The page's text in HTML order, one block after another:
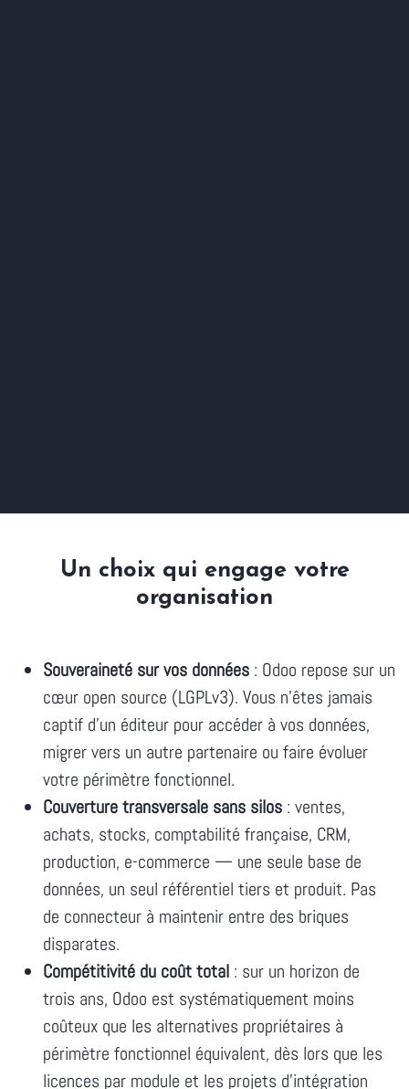
Un choix qui engage votre
organisation
Souveraineté sur vos données : Odoo repose sur un
cœur open source (LGPLv3). Vous n'êtes jamais
captif d'un éditeur pour accéder à vos données,
migrer vers un autre partenaire ou faire évoluer
votre périmètre fonctionnel.
Couverture transversale sans silos : ventes,
achats, stocks, comptabilité française, CRM,
production, e-commerce — une seule base de
données, un seul référentiel tiers et produit. Pas
de connecteur à maintenir entre des briques
disparates.
Compétitivité du coût total : sur un horizon de
trois ans, Odoo est systématiquement moins
coûteux que les alternatives propriétaires à
périmètre fonctionnel équivalent, dès lors que les
licences par module et les projets d'intégration